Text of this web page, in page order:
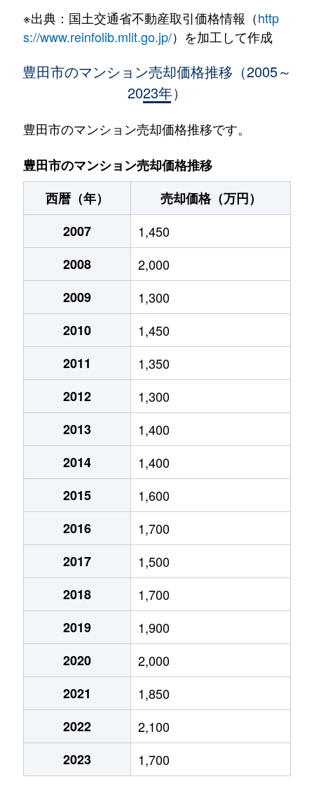
柿本町
1,700万円 土橋(愛知) 徒歩45分
1,700万円 土橋(愛知)
柿本町
2,100万円 土橋(愛知)
神田町
800万円 豊田市
神田町
1,300万円 豊田市 徒歩8分
喜多町
5,700万円 豊田市
小坂町
3,500万円 新豊田
小坂本町
1,900万円 新豊田
小坂本町
2,500万円 豊田市
下林町
1,400万円 上挙母
下林町
3,000万円 上挙母
浄水町
3,300万円 浄水
浄水町
3,200万円 浄水
浄水町
3,700万円 浄水
水源町
1,300万円 三河豊田
高原町
710万円 浄水
土橋町
2,500万円 土橋(愛知)
土橋町
1,200万円 土橋(愛知)
十塚町
2,200万円 豊田市
西岡町
600万円 若林(愛知)
西山町
1,400万円 愛環梅坪
西山町
2,100万円 愛環梅坪
※出典：国土交通省不動産取引価格情報（http
s://www.reinfolib.mlit.go.jp/）を加工して作成
豊田市のマンション売却価格推移（2005～
2023年）
豊田市のマンション売却価格推移です。
豊田市のマンション売却価格推移
西暦（年）
売却価格（万円）
2007
1,450
2008
2,000
2009
1,300
2010
1,450
2011
1,350
2012
1,300
2013
1,400
2014
1,400
2015
1,600
2016
1,700
2017
1,500
2018
1,700
2019
1,900
2020
2,000
2021
1,850
2022
2,100
2023
1,700